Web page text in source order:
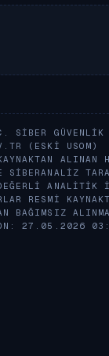
SIBER GÜVENLIK
(ESKI USOM)
ALINAN
ANALITIK
RESMI
BAĞIMSIZ
27.05.2026